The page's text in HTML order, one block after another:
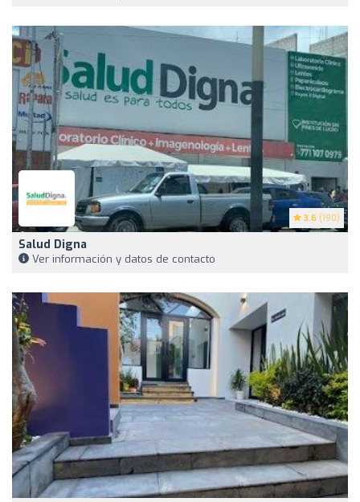
3.6 (190)
Salud Digna
Ver información y datos de contacto